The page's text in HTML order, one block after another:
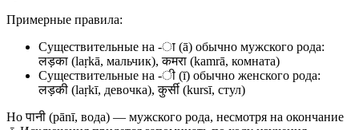
Примерные правила:
Существительные на -ा (ā) обычно мужского рода:
लड़का (laṛkā, мальчик), कमरा (kamrā, комната)
Существительные на -ी (ī) обычно женского рода:
लड़की (laṛkī, девочка), कुर्सी (kursī, стул)
Но पानी (pānī, вода) — мужского рода, несмотря на окончание